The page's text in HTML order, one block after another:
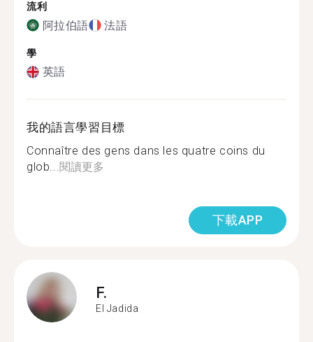
流利
阿拉伯語 法語
學
英語
我的語言學習目標
Connaître des gens dans les quatre coins du
glob...閱讀更多
下載APP
F.
El Jadida